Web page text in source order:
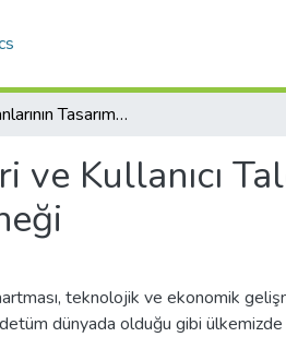
Otopark Alanlarının Tasarım İlkeleri ve Kullanıcı Talepleri: Süleyman Demirel Üniversitesi Yerleşkesi Örneği
ve Kullanıcı
teknolojik ve ekonomik
dünyada olduğu gibi ülkemizde